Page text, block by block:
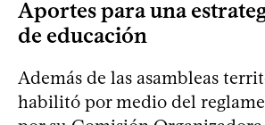
Aportes para una
de educación
Además de las asambleas
habilitó por medio del